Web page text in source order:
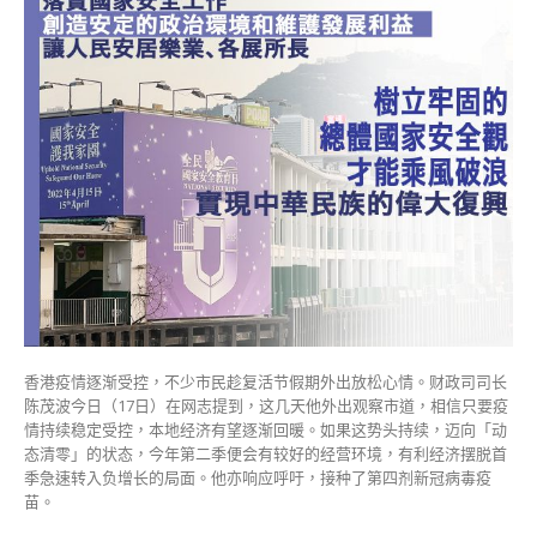
情
受
控
迈
向
“动
态
清
零”
料
第
季
有
较
好
经
营
环
境〉
中
香港疫情逐渐受控，不少市民趁复活节假期外出放松心情。财政司司长
陈茂波今日（17日）在网志提到，这几天他外出观察市道，相信只要疫
情持续稳定受控，本地经济有望逐渐回暖。如果这势头持续，迈向「动
态清零」的状态，今年第二季便会有较好的经营环境，有利经济摆脱首
季急速转入负增长的局面。他亦响应呼吁，接种了第四剂新冠病毒疫
苗。